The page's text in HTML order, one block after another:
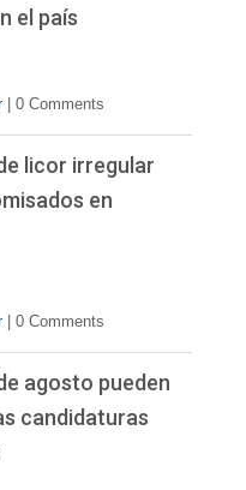
el país
0 Comments
licor irregular
en
0 Comments
agosto pueden
candidaturas